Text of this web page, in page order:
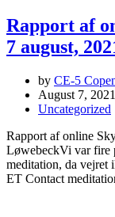
Rapport af
7 august,
by CE-5
August 7, 2021
Uncategorized
Rapport af online
LøwebeckVi var fire
meditation, da vejret
ET Contact